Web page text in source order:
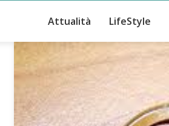
Attualità LifeStyle